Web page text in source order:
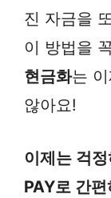
진 자금을
이 방법을
현금화는
않아요!
이제는 걱
PAY로 간